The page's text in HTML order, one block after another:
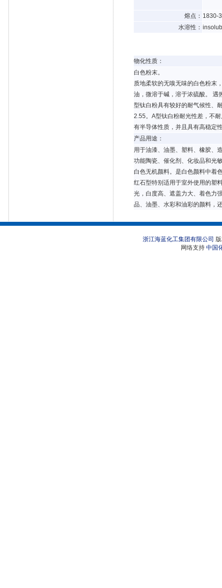
熔点： 1830-
水溶性：
物化性质：
白色粉末。
质地柔软的无嗅无味的白色粉末
油，微溶于碱，溶于浓硫酸。 遇
型钛白粉具有较好的耐气候性、
2.55。A型钛白粉耐光性差，不
有半导体性质，并且具有高稳定
产品用途：
用于油漆、油墨、塑料、橡胶、
功能陶瓷、催化剂、化妆品和光
白色无机颜料。是白色颜料中着
红石型特别适用于室外使用的塑
光，白度高、遮盖力大、着色力
品、油墨、水彩和油彩的颜料，
浙江海蓝化工集团有限公司
网络支持 中国